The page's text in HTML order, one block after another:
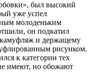
был высокий
уже успел
молоденьким
он подкатил
и держащему
рисунком.
к категории тех
имеют, но обожают